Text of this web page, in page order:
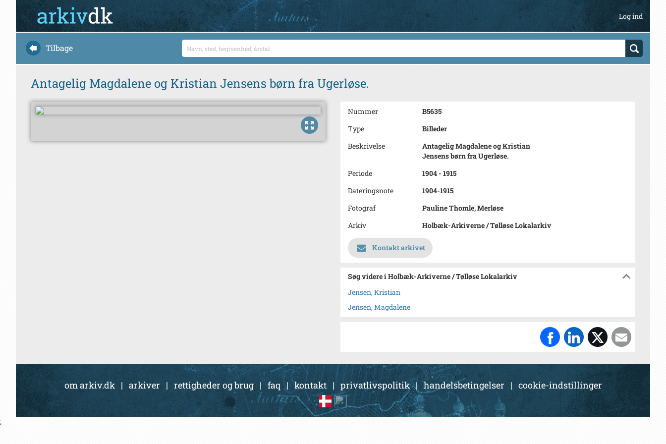
Log ind
Tilbage
Antagelig Magdalene og Kristian Jensens børn fra Ugerløse.
Nummer
B5635
Type
Billeder
Beskrivelse
Antagelig Magdalene og Kristian
Jensens børn fra Ugerløse.
Periode
1904 - 1915
Dateringsnote
1904-1915
Fotograf
Pauline Thomle, Merløse
Arkiv
Holbæk-Arkiverne / Tølløse Lokalarkiv
Kontakt arkivet
Søg videre i Holbæk-Arkiverne / Tølløse Lokalarkiv
Jensen, Kristian
Jensen, Magdalene
om arkiv.dk | arkiver| rettigheder og brug|faq |kontakt| privatlivspolitik|handelsbetingelser | cookie-indstillinger
;